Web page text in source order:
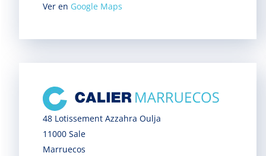
Ver en Google Maps
48 Lotissement Azzahra Oulja
11000 Sale
Marruecos